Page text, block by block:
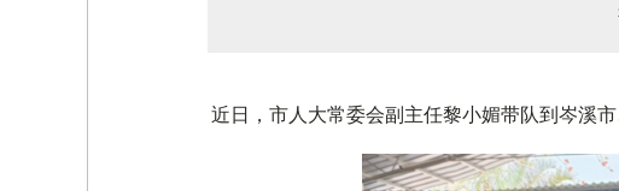
近日，市人大常委会副主任黎小媚带队到岑溪